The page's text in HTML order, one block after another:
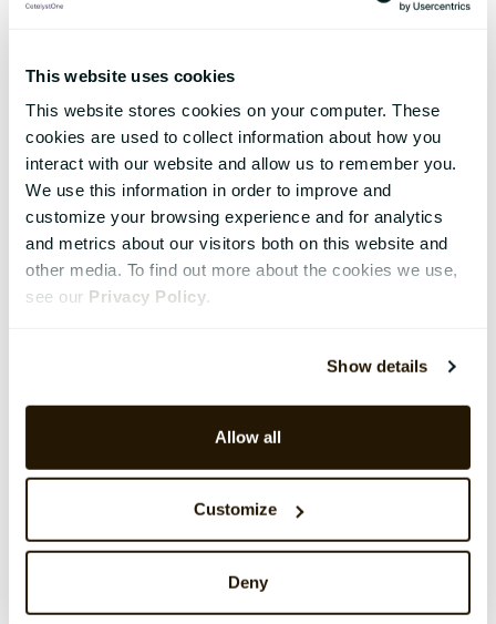
This website uses cookies
This website stores cookies on your computer. These
cookies are used to collect information about how you
interact with our website and allow us to remember you.
We use this information in order to improve and
customize your browsing experience and for analytics
and metrics about our visitors both on this website and
other media. To find out more about the cookies we use,
see our Privacy Policy.
Show details
Allow all
Customize
Deny